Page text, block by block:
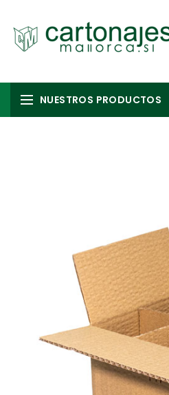
NUESTROS PRODUCTOS